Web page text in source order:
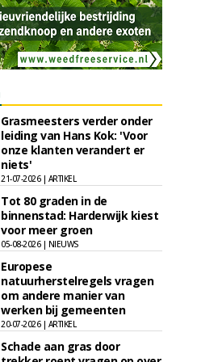
Grasmeesters verder onder
leiding van Hans Kok: 'Voor
onze klanten verandert er
niets'
21-07-2026 | ARTIKEL
Tot 80 graden in de
binnenstad: Harderwijk kiest
voor meer groen
05-08-2026 | NIEUWS
Europese
natuurherstelregels vragen
om andere manier van
werken bij gemeenten
20-07-2026 | ARTIKEL
Schade aan gras door